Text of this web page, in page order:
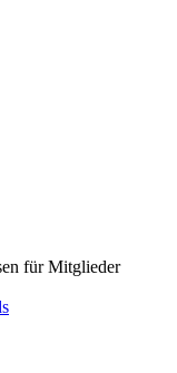
für Mitglieder